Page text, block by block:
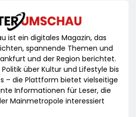
ist ein digitales Magazin, das
spannende Themen und
und der Region berichtet.
über Kultur und Lifestyle bis
– die Plattform bietet vielseitige
Informationen für Leser, die
Mainmetropole interessiert